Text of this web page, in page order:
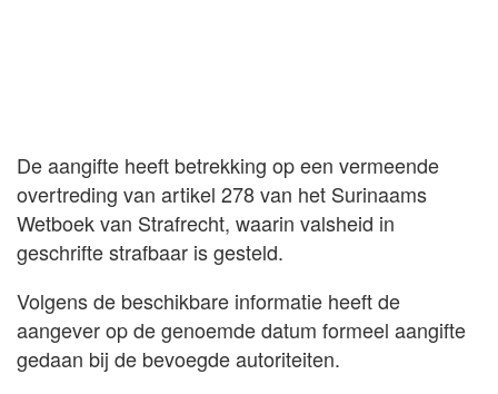
De aangifte heeft betrekking op een vermeende
overtreding van artikel 278 van het Surinaams
Wetboek van Strafrecht, waarin valsheid in
geschrifte strafbaar is gesteld.
Volgens de beschikbare informatie heeft de
aangever op de genoemde datum formeel aangifte
gedaan bij de bevoegde autoriteiten.